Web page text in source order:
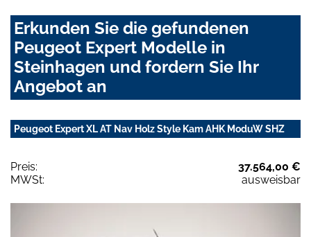
Erkunden Sie die gefundenen
Peugeot Expert Modelle in
Steinhagen und fordern Sie Ihr
Angebot an
Peugeot Expert XL AT Nav Holz Style Kam AHK ModuW SHZ
Preis:
37.564,00 €
MWSt:
ausweisbar